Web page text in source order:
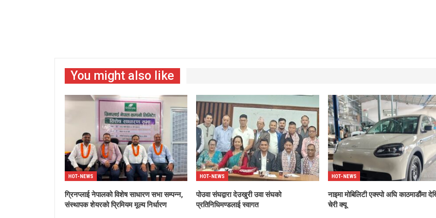
You might also like
HOT-NEWS
ग्रिनप्लाई नेपालको विशेष साधारण सभा सम्पन्न,
संस्थापक शेयरको प्रिमियम मूल्य निर्धारण
HOT-NEWS
पोउवा संघद्वारा देउखुरी उवा संघको
प्रतिनिधिमण्डलाई स्वागत
HOT-NEWS
नाइमा मोबिलिटी एक्स्पो अघि काठमाडौंमा
चेरी क्यू